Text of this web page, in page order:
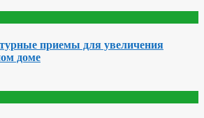
приемы для увеличения
доме